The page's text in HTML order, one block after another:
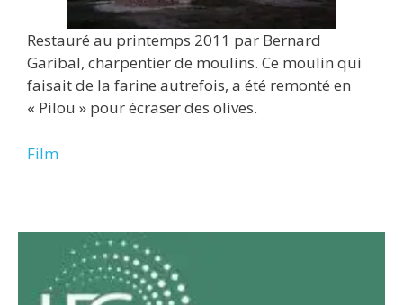
Restauré au printemps 2011 par Bernard
Garibal, charpentier de moulins. Ce moulin qui
faisait de la farine autrefois, a été remonté en
« Pilou » pour écraser des olives.
Film